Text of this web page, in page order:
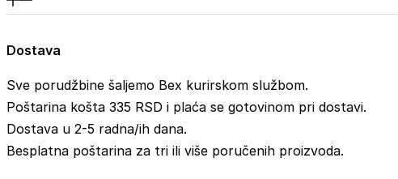
Dostava
Sve porudžbine šaljemo Bex kurirskom službom.
Poštarina košta 335 RSD i plaća se gotovinom pri dostavi.
Dostava u 2-5 radna/ih dana.
Besplatna poštarina za tri ili više poručenih proizvoda.